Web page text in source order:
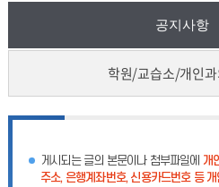
소
개
공지사항
학원/교습소/개인과
게시되는 글의 본문이나 첨부파일에 개
주소, 은행계좌번호, 신용카드번호 등